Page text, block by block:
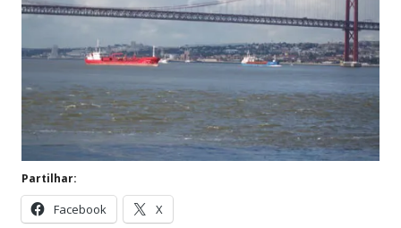
Partilhar:
Facebook X